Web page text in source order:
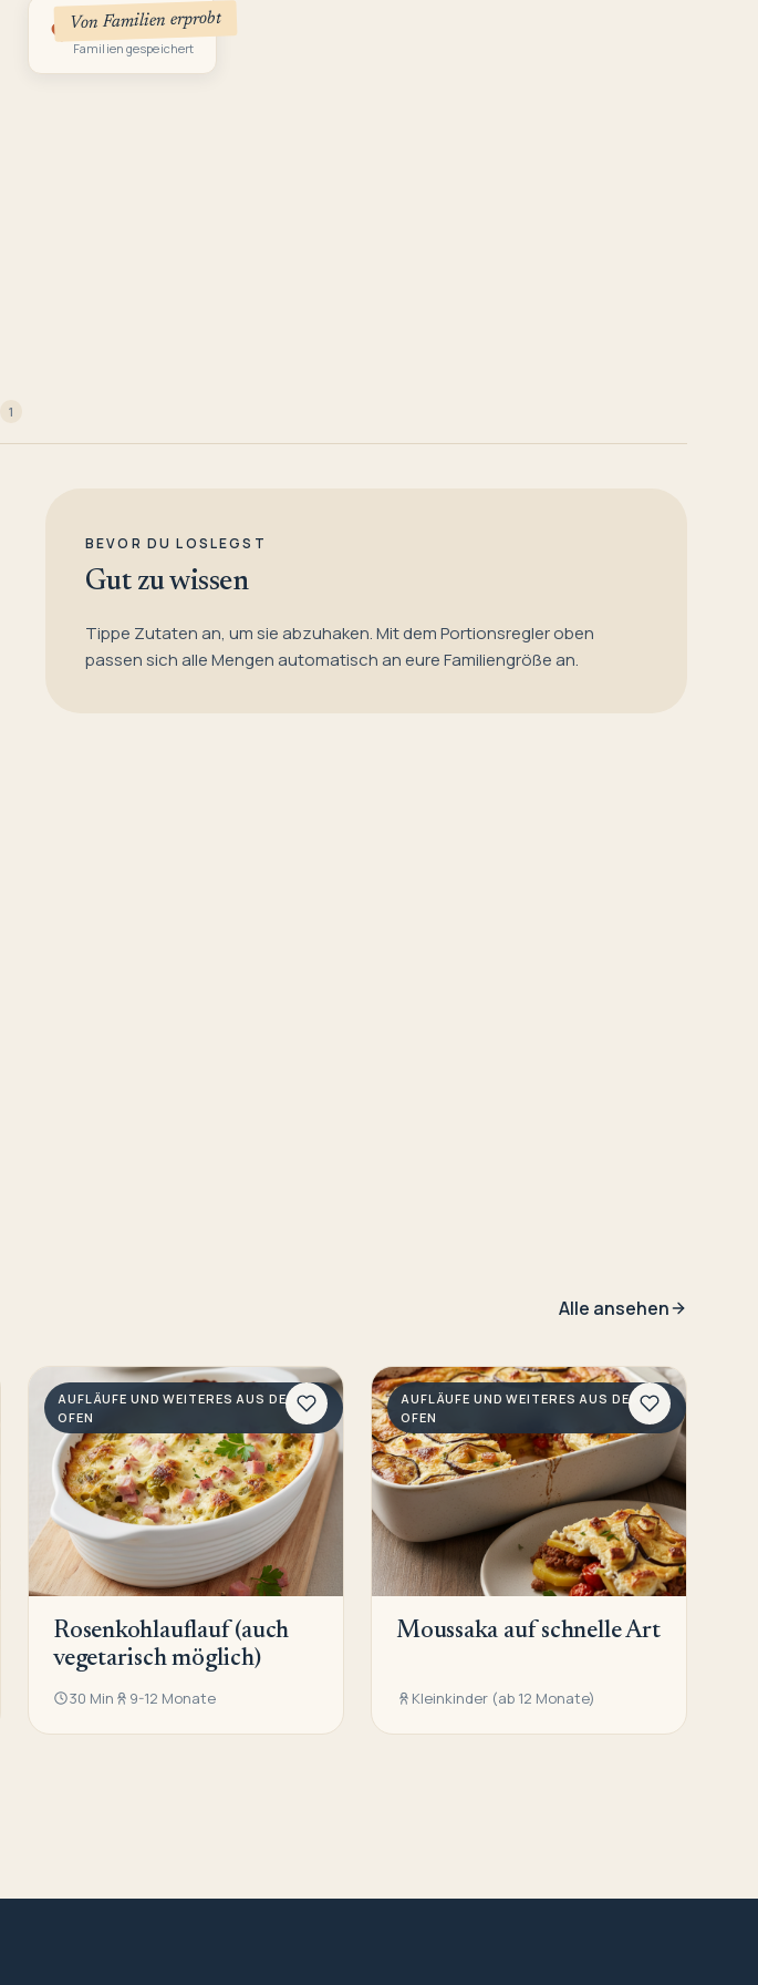
Von Familien erprobt
1
Familien gespeichert
1
BEVOR DU LOSLEGST
Gut zu wissen
Tippe Zutaten an, um sie abzuhaken. Mit dem Portionsregler oben
passen sich alle Mengen automatisch an eure Familiengröße an.
Alle ansehen
AUFLÄUFE UND WEITERES AUS DEM
OFEN
Rosenkohlauflauf (auch
vegetarisch möglich)
30 Min 9-12 Monate
AUFLÄUFE UND WEITERES AUS DEM
OFEN
Moussaka auf schnelle Art
Kleinkinder (ab 12 Monate)